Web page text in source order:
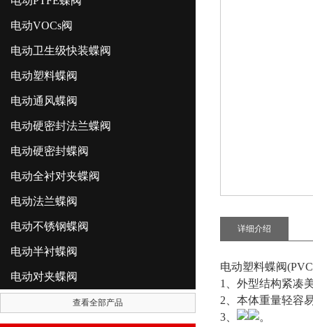
电动VOCs阀
电动卫生级快装蝶阀
电动塑料蝶阀
电动通风蝶阀
电动硬密封法兰蝶阀
电动硬密封蝶阀
电动全衬对夹蝶阀
电动法兰蝶阀
电动不锈钢蝶阀
电动半衬蝶阀
电动对夹蝶阀
查看全部产品
详细介绍
电动塑料蝶阀
1、外型结构紧凑
2、本体重量轻容
3、
。